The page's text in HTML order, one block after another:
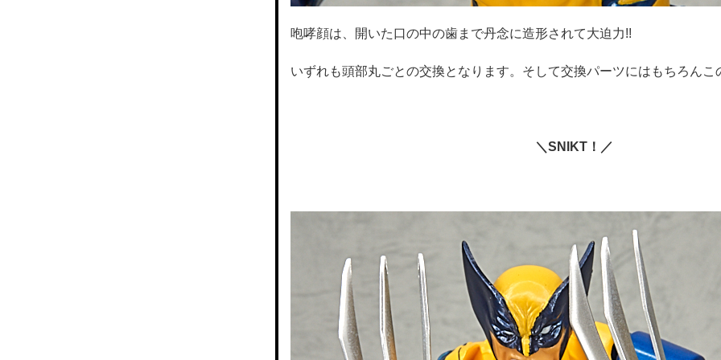
咆哮顔は、開いた口の中の歯まで丹念に造形されて大迫力!!
いずれも頭部丸ごとの交換となります。そして交換パーツにはもちろん
＼SNIKT！／